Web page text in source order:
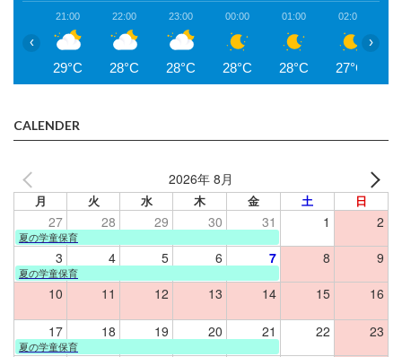
21:00
29°C
22:00
28°C
23:00
28°C
00:00
28°C
01:00
28°C
02:00
27°C
‹ ›
CALENDER
2026年 8月
月 火 水 木 金 土 日
27 28 29 30 31 1 2
夏の学童保育
3 4 5 6 7 8 9
夏の学童保育
10 11 12 13 14 15 16
17 18 19 20 21 22 23
夏の学童保育